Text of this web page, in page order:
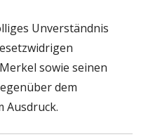
Unverständnis
sowie seinen
dem
Ausdruck.